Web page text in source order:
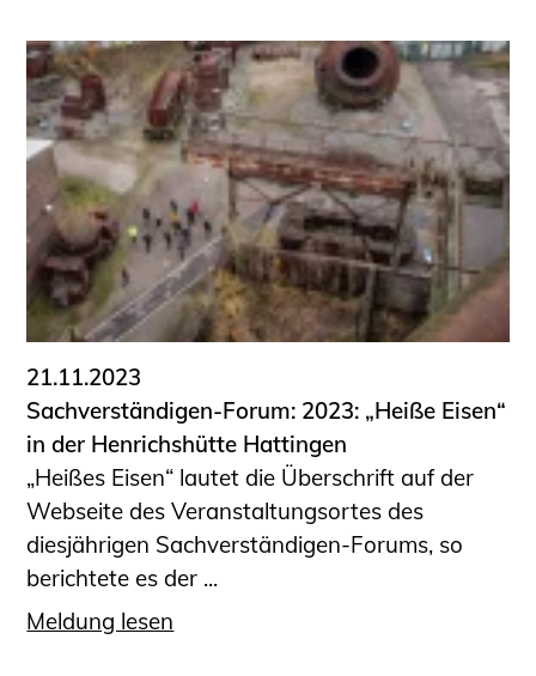
Fachlisten
Bauherren-ABC
Informationen für Schülerinnen,
Schüler und Studierende
Projekte für Schülerinnen und Schüler
START.ING. Das Studierenden Praxis-
Programm
Wissenswertes für Studierende
Wettbewerbe für Studierende
Kammer Newsletter
Presse
Kontakt und Anfahrt
Impressum
Datenschutz
Ingenieurakademie West
21.11.2023
Sachverständigen-Forum: 2023: „Heiße Eisen“
in der Henrichshütte Hattingen
„Heißes Eisen“ lautet die Überschrift auf der
Webseite des Veranstaltungsortes des
diesjährigen Sachverständigen-Forums, so
berichtete es der ...
Meldung lesen